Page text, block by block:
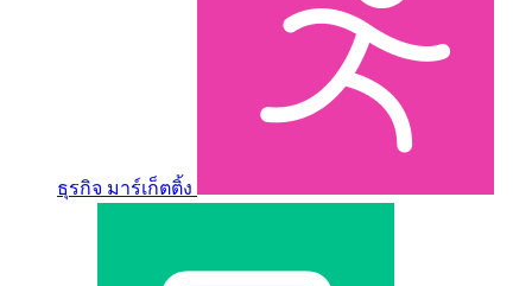
ธุรกิจ มาร์เก็ตติ้ง